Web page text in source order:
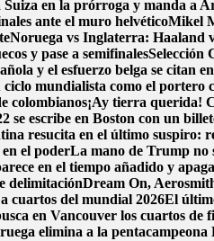
en la prórroga y manda a
ante el muro helvéticoMikel
Noruega vs Inglaterra: Haaland
y pase a semifinalesSelección
y el esfuerzo belga se citan
mundialista como el portero
colombianos¡Ay tierra querida!
se escribe en Boston con un
resucita en el último suspiro:
el poderLa mano de Trump no
en el tiempo añadido y
delimitaciónDream On,
cuartos del mundial 2026El
en Vancouver los cuartos de
elimina a la